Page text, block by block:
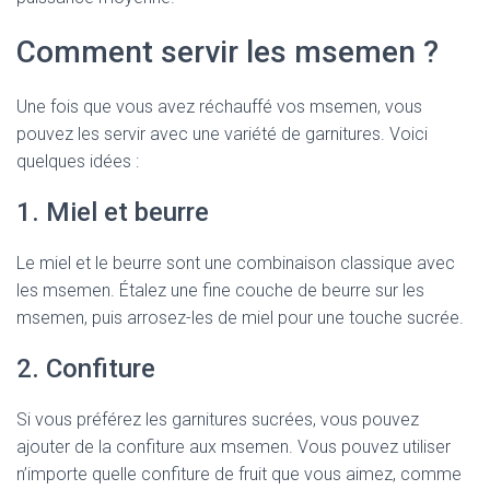
Comment servir les msemen ?
Une fois que vous avez réchauffé vos msemen, vous
pouvez les servir avec une variété de garnitures. Voici
quelques idées :
1. Miel et beurre
Le miel et le beurre sont une combinaison classique avec
les msemen. Étalez une fine couche de beurre sur les
msemen, puis arrosez-les de miel pour une touche sucrée.
2. Confiture
Si vous préférez les garnitures sucrées, vous pouvez
ajouter de la confiture aux msemen. Vous pouvez utiliser
n’importe quelle confiture de fruit que vous aimez, comme